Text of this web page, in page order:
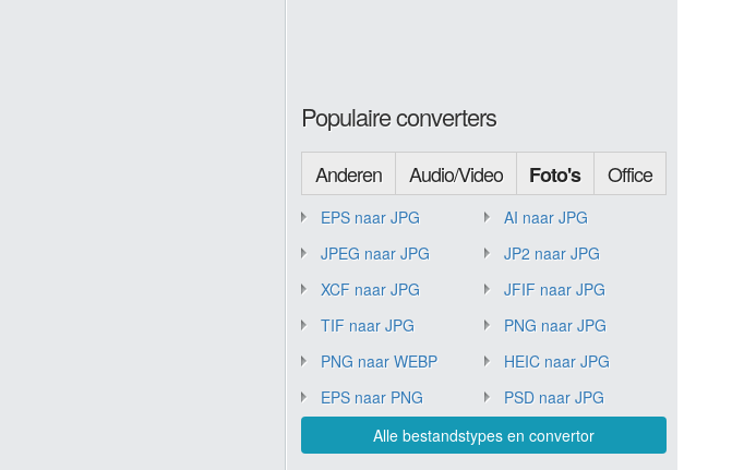
Populaire converters
Anderen Audio/Video Foto's Office
EPS naar JPG
AI naar JPG
JPEG naar JPG
JP2 naar JPG
XCF naar JPG
JFIF naar JPG
TIF naar JPG
PNG naar JPG
PNG naar WEBP
HEIC naar JPG
EPS naar PNG
PSD naar JPG
Alle bestandstypes en convertor